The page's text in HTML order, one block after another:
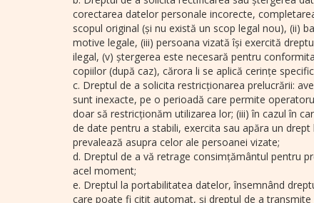
corectarea datelor personale incorecte,
scopul original (și nu există un scop legal nou), (ii)
motive legale, (iii) persoana vizată își exercită
ilegal, (v) ștergerea este necesară pentru
copiilor (după caz), cărora li se aplică cerințe
c. Dreptul de a solicita restricționarea prelucrării:
sunt inexacte, pe o perioadă care permite
doar să restricționăm utilizarea lor; (iii) în cazul în
de date pentru a stabili, exercita sau apăra un
prevalează asupra celor ale persoanei vizate;
d. Dreptul de a vă retrage consimțământul pentru
acel moment;
e. Dreptul la portabilitatea datelor, însemnând
care poate fi citit automat, și dreptul de a